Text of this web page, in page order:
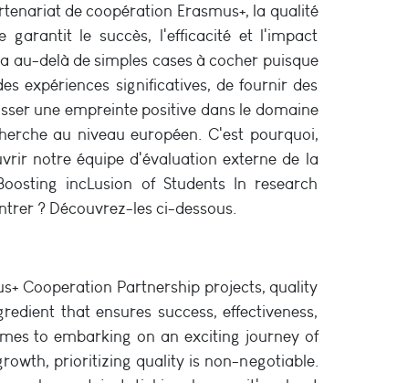
de coopération Erasmus+, la qualité
garantit le succès, l'efficacité et l'impact
au-delà de simples cases à cocher puisque
expériences significatives, de fournir des
une empreinte positive dans le domaine
au niveau européen. C'est pourquoi,
notre équipe d'évaluation externe de la
incLusion of Students In research
? Découvrez-les ci-dessous.
Cooperation Partnership projects, quality
that ensures success, effectiveness,
to embarking on an exciting journey of
prioritizing quality is non-negotiable.